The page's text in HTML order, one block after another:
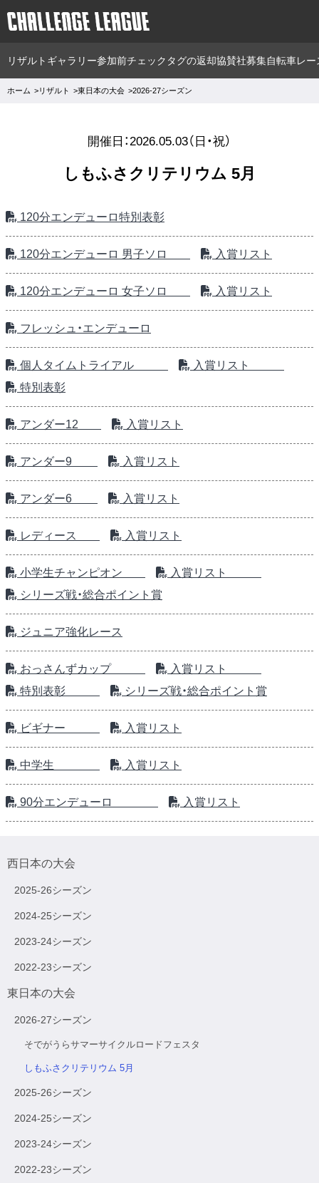
リザルト ギャラリー参加前チェック タグの返却協賛社募集自転車レ
西日本の大会
2025-26シーズン
2024-25シーズン
2023-24シーズン
2022-23シーズン
東日本の大会
2026-27シーズン
そでがうらサマーサイクルロードフェスタ
しもふさクリテリウム 5月
2025-26シーズン
2024-25シーズン
2023-24シーズン
2022-23シーズン
ホーム リザルト 東日本の大会 2026-27シーズン
開催日：2026.05.03（日・祝）
しもふさクリテリウム 5月
120分エンデューロ特別表彰
120分エンデューロ 男子ソロ 入賞リスト
120分エンデューロ 女子ソロ 入賞リスト
フレッシュ・エンデューロ
個人タイムトライアル
入賞リスト
特別表彰
アンダー12 入賞リスト
アンダー9 入賞リスト
アンダー6 入賞リスト
レディース 入賞リスト
小学生チャンピオン
入賞リスト
シリーズ戦・総合ポイント賞
ジュニア強化レース
おっさんずカップ
入賞リスト
特別表彰
シリーズ戦・総合ポイント賞
ビギナー 入賞リスト
中学生 入賞リスト
90分エンデューロ 入賞リスト